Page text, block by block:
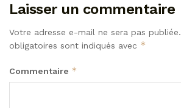
Laisser un commentaire
Votre adresse e-mail ne sera pas publiée.
obligatoires sont indiqués avec *
Commentaire *